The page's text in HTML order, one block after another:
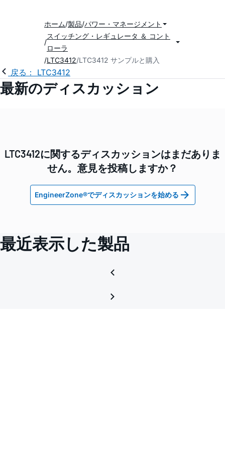
ホーム 製品 パワー・マネージメント
スイッチング・レギュレータ ＆ コント
ローラ
LTC3412 LTC3412 サンプルと購入
戻る： LTC3412
最新のディスカッション
LTC3412に関するディスカッションはまだありま
せん。意見を投稿しますか？
EngineerZone®でディスカッションを始める
最近表示した製品